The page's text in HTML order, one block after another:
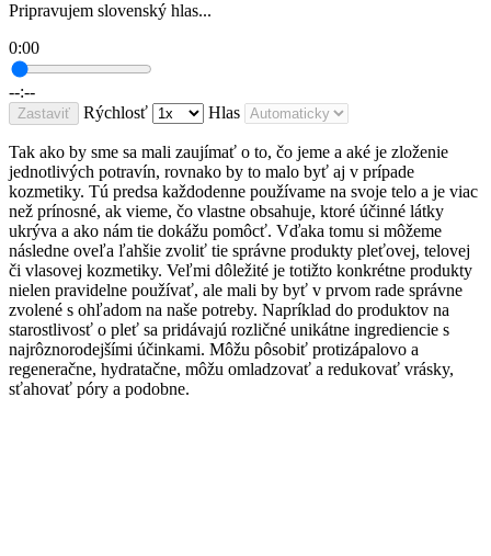
Pripravujem slovenský hlas...
0:00
--:--
Zastaviť Rýchlosť Hlas
Tak ako by sme sa mali zaujímať o to, čo jeme a aké je zloženie
jednotlivých potravín, rovnako by to malo byť aj v prípade
kozmetiky. Tú predsa každodenne používame na svoje telo a je viac
než prínosné, ak vieme, čo vlastne obsahuje, ktoré účinné látky
ukrýva a ako nám tie dokážu pomôcť. Vďaka tomu si môžeme
následne oveľa ľahšie zvoliť tie správne produkty pleťovej, telovej
či vlasovej kozmetiky. Veľmi dôležité je totižto konkrétne produkty
nielen pravidelne používať, ale mali by byť v prvom rade správne
zvolené s ohľadom na naše potreby. Napríklad do produktov na
starostlivosť o pleť sa pridávajú rozličné unikátne ingrediencie s
najrôznorodejšími účinkami. Môžu pôsobiť protizápalovo a
regeneračne, hydratačne, môžu omladzovať a redukovať vrásky,
sťahovať póry a podobne.